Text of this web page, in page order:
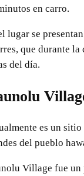
en carro.
lugar se
que durante la
del día.
es un
del pueblo
Village fue un